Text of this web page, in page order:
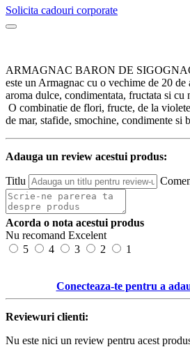
Solicita cadouri corporate
ARMAGNAC BARON DE
este un Armagnac cu o vechime de 20 de
aroma dulce, condimentata, fructata si cu
O combinatie de flori, fructe, de la
de mar, stafide, smochine, condimente si
Adauga un review acestui produs:
Titlu
Acorda o nota acestui produs
Nu recomand Excelent
5
4 3 2 1
Conecteaza-te pentru a
Reviewuri clienti:
Nu este nici un review pentru acest